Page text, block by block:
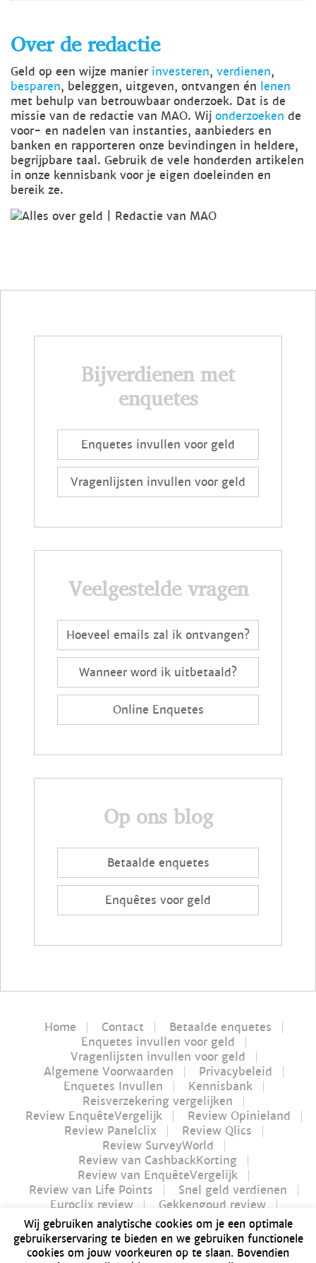
Over de redactie
Geld op een wijze manier investeren, verdienen,
besparen, beleggen, uitgeven, ontvangen én lenen
met behulp van betrouwbaar onderzoek. Dat is de
missie van de redactie van MAO. Wij onderzoeken de
voor- en nadelen van instanties, aanbieders en
banken en rapporteren onze bevindingen in heldere,
begrijpbare taal. Gebruik de vele honderden artikelen
in onze kennisbank voor je eigen doeleinden en
bereik ze.
Bijverdienen met
enquetes
Enquetes invullen voor geld
Vragenlijsten invullen voor geld
Veelgestelde vragen
Hoeveel emails zal ik ontvangen?
Wanneer word ik uitbetaald?
Online Enquetes
Op ons blog
Betaalde enquetes
Enquêtes voor geld
Home Contact
Betaalde enquetes
Enquetes invullen voor geld
Vragenlijsten invullen voor geld
Algemene Voorwaarden
Privacybeleid
Enquetes Invullen
Kennisbank
Reisverzekering vergelijken
Review EnquêteVergelijk
Review Opinieland
Review Panelclix
Review Qlics
Review SurveyWorld
Review van CashbackKorting
Review van EnquêteVergelijk
Review van Life Points
Snel geld verdienen
Euroclix review
Gekkengoud review
iPay review
Myflavours review
Nucash review
Futurenet review | Is Futurenet betrouwbaar?
Wij gebruiken analytische cookies om je een optimale
gebruikerservaring te bieden en we gebruiken functionele
cookies om jouw voorkeuren op te slaan. Bovendien